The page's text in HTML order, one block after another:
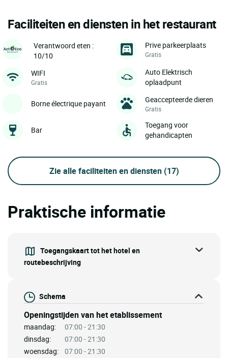
Faciliteiten en diensten in het restaurant
Verantwoord eten :
10/10
Prive parkeerplaats
Gratis
WIFI
Gratis
Auto Elektrisch
oplaadpunt
Borne électrique payant Geaccepteerde dieren
Gratis
Bar
Toegang voor
gehandicapten
Zie alle faciliteiten en diensten (17)
Praktische informatie
Toegangskaart tot het hotel en
routebeschrijving
Schema
Openingstijden van het etablissement
maandag:
07:00 - 21:30
dinsdag:
07:00 - 21:30
woensdag:
07:00 - 21:30